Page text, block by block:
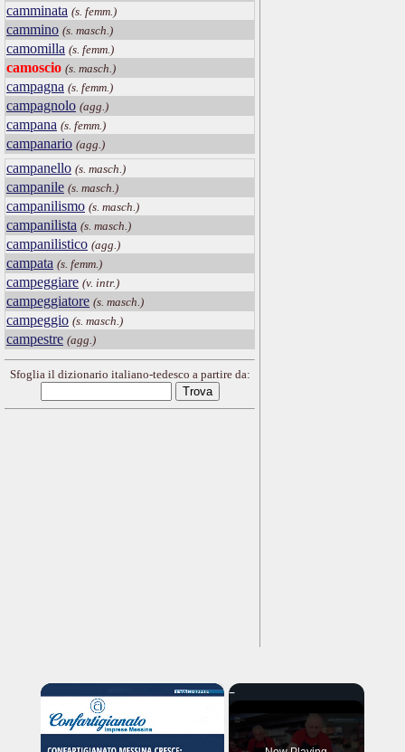
camminata (s. femm.)
cammino (s. masch.)
camomilla (s. femm.)
camoscio (s. masch.)
campagna (s. femm.)
campagnolo (agg.)
campana (s. femm.)
campanario (agg.)
campanello (s. masch.)
campanile (s. masch.)
campanilismo (s. masch.)
campanilista (s. masch.)
campanilistico (agg.)
campata (s. femm.)
campeggiare (v. intr.)
campeggiatore (s. masch.)
campeggio (s. masch.)
campestre (agg.)
Sfoglia il dizionario italiano-tedesco a partire da:
×